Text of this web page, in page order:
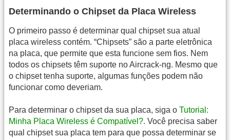
Determinando o Chipset da Placa Wireless
O primeiro passo é determinar qual chipset sua atual
placa wireless contém. “Chipsets” são a parte eletrônica
na placa, que permite que esta funcione sem fios. Nem
todos os chipsets têm suporte no Aircrack-ng. Mesmo que
o chipset tenha suporte, algumas funções podem não
funcionar como deveriam.
Para determinar o chipset da sua placa, siga o Tutorial:
Minha Placa Wireless é Compatível?. Você precisa saber
qual chipset sua placa tem para que possa determinar se